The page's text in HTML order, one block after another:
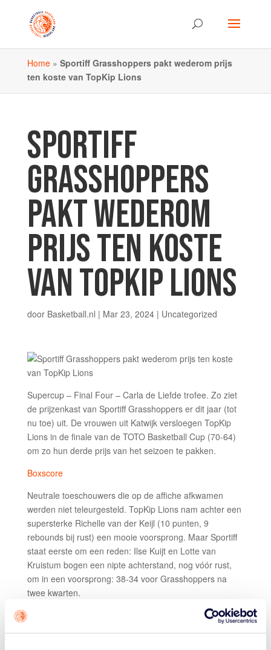
Home» Sportiff Grasshoppers pakt wederom prijs
ten koste van TopKip Lions
SPORTIFF
GRASSHOPPERS
PAKT WEDEROM
PRIJS TEN KOSTE
VAN TOPKIP LIONS
door Basketball.nl | Mar 23, 2024| Uncategorized
Supercup – Final Four – Carla de Liefde trofee. Zo ziet
de prijzenkast van Sportiff Grasshoppers er dit jaar (tot
nu toe) uit. De vrouwen uit Katwijk versloegen TopKip
Lions in de finale van de TOTO Basketball Cup (70-64)
om zo hun derde prijs van het seizoen te pakken.
Boxscore
Neutrale toeschouwers die op de affiche afkwamen
werden niet teleurgesteld. TopKip Lions nam achter een
supersterke Richelle van der Keijl (10 punten, 9
rebounds bij rust) een mooie voorsprong. Maar Sportiff
staat eerste om een reden: Ilse Kuijt en Lotte van
Kruistum bogen een nipte achterstand, nog vóór rust,
om in een voorsprong: 38-34 voor Grasshoppers na
twee kwarten.
Coach Axel Gouw vond de wedstrijd in een eerste